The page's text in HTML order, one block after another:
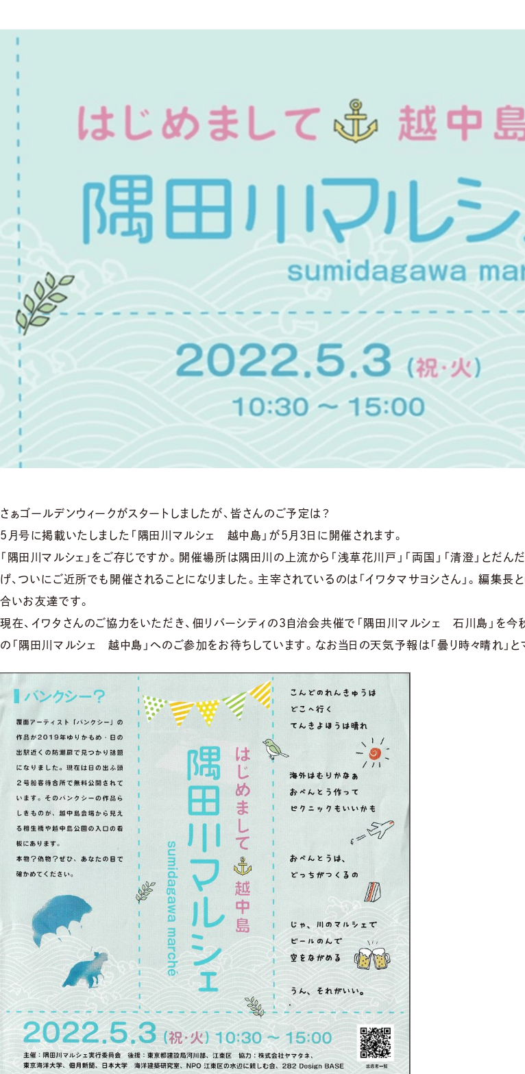
さぁゴールデンウィークがスタートしましたが、皆さんのご予定は？
5月号に掲載いたしました「隅田川マルシェ 越中島」が5月3日に開催されます。
「隅田川マルシェ」をご存じですか。開催場所は隅田川の上流から「浅草花川戸」「両国」「清澄」とだ
げ、ついにご近所でも開催されることになりました。主宰されているのは「イワタマサヨシさん」。編集長
合いお友達です。
現在、イワタさんのご協力をいただき、佃リバーシティの３自治会共催で「隅田川マルシェ 石川島」を
の「隅田川マルシェ 越中島」へのご参加をお待ちしています。なお当日の天気予報は「曇り時々晴れ」と